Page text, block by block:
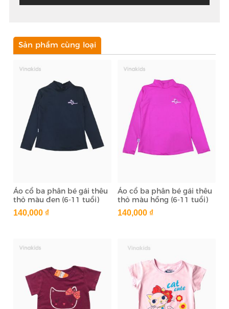
Sản phẩm cùng loại
Áo cổ ba phân bé gái thêu
thỏ màu đen (6-11 tuổi)
140,000 ₫
Áo cổ ba phân bé gái thêu
thỏ màu hồng (6-11 tuổi)
140,000 ₫